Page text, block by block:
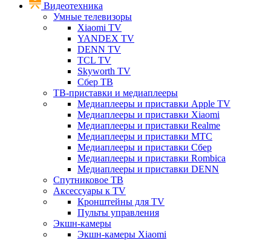
Видеотехника
Умные телевизоры
Xiaomi TV
YANDEX TV
DENN TV
TCL TV
Skyworth TV
Сбер ТВ
ТВ-приставки и медиаплееры
Медиаплееры и приставки Apple TV
Медиаплееры и приставки Xiaomi
Медиаплееры и приставки Realme
Медиаплееры и приставки МТС
Медиаплееры и приставки Сбер
Медиаплееры и приставки Rombica
Медиаплееры и приставки DENN
Спутниковое ТВ
Аксессуары к TV
Кронштейны для TV
Пульты управления
Экшн-камеры
Экшн-камеры Xiaomi